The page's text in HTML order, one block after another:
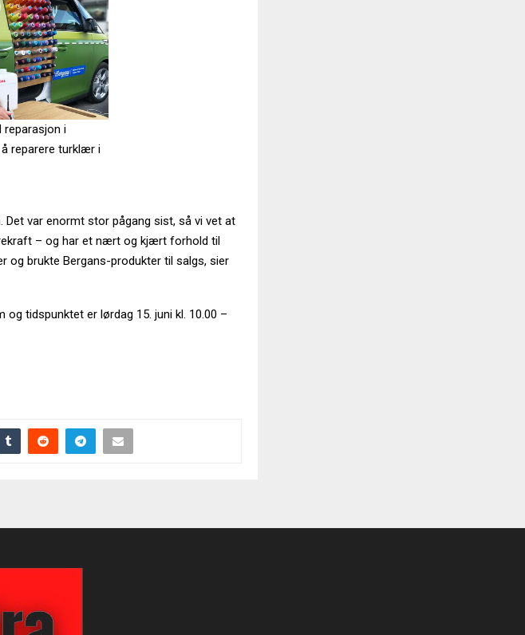
reparasjon i
reparere turklær i
var enormt stor pågang sist, så vi vet at
– og har et nært og kjært forhold til
og brukte Bergans-produkter til salgs, sier
og tidspunktet er lørdag 15. juni kl. 10.00 –